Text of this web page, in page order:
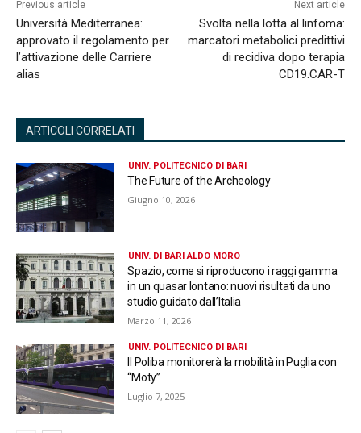
Previous article
Università Mediterranea:
approvato il regolamento per
l’attivazione delle Carriere
alias
Next article
Svolta nella lotta al linfoma:
marcatori metabolici predittivi
di recidiva dopo terapia
CD19.CAR-T
ARTICOLI CORRELATI
UNIV. POLITECNICO DI BARI
The Future of the Archeology
Giugno 10, 2026
UNIV. DI BARI ALDO MORO
Spazio, come si riproducono i raggi gamma
in un quasar lontano: nuovi risultati da uno
studio guidato dall’Italia
Marzo 11, 2026
UNIV. POLITECNICO DI BARI
Il Poliba monitorerà la mobilità in Puglia con
“Moty”
Luglio 7, 2025